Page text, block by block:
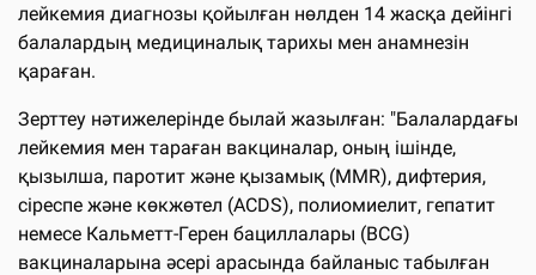
лейкемия диагнозы қойылған нөлден 14 жасқа дейінгі
балалардың медициналық тарихы мен анамнезін
қараған.
Зерттеу нәтижелерінде былай жазылған: "Балалардағы
лейкемия мен тараған вакциналар, оның ішінде,
қызылша, паротит және қызамық (MMR), дифтерия,
сіреспе және көкжөтел (ACDS), полиомиелит, гепатит
немесе Кальметт-Герен бациллалары (BCG)
вакциналарына әсері арасында байланыс табылған